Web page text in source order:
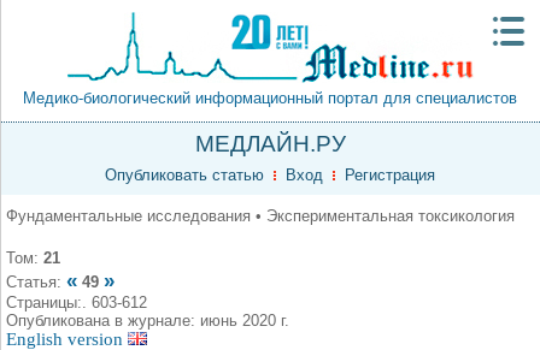
Медико-биологический информационный портал для специалистов
МЕДЛАЙН.РУ
Опубликовать статью Вход Регистрация
Фундаментальные исследования • Экспериментальная токсикология
Том: 21
Статья: « 49 »
Страницы:. 603-612
Опубликована в журнале: июнь 2020 г.
English version